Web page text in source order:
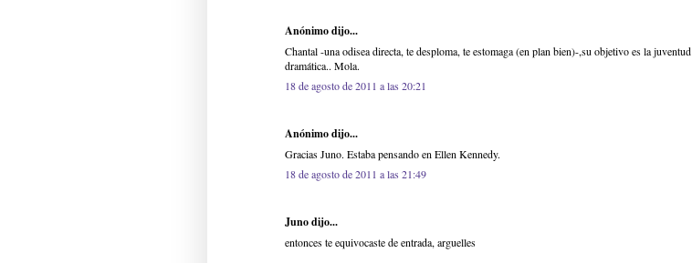
Anónimo dijo...
Chantal -una odisea directa, te desploma, te estomaga (en plan bien)-,su objetivo es la juventud
dramática.. Mola.
18 de agosto de 2011 a las 20:21
Anónimo dijo...
Gracias Juno. Estaba pensando en Ellen Kennedy.
18 de agosto de 2011 a las 21:49
Juno dijo...
entonces te equivocaste de entrada, arguelles